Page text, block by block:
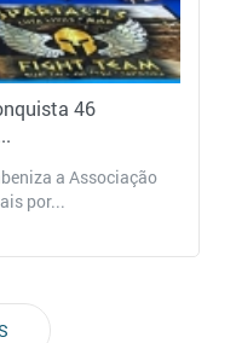
46
a Associação
por...